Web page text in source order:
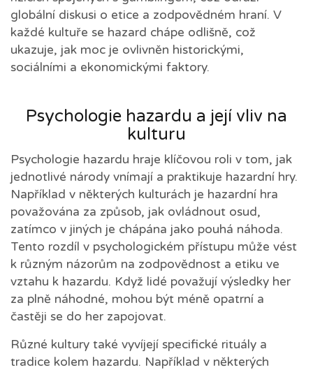
globální diskusi o etice a zodpovědném hraní. V
každé kultuře se hazard chápe odlišně, což
ukazuje, jak moc je ovlivněn historickými,
sociálními a ekonomickými faktory.
Psychologie hazardu a její vliv na
kulturu
Psychologie hazardu hraje klíčovou roli v tom, jak
jednotlivé národy vnímají a praktikuje hazardní hry.
Například v některých kulturách je hazardní hra
považována za způsob, jak ovládnout osud,
zatímco v jiných je chápána jako pouhá náhoda.
Tento rozdíl v psychologickém přístupu může vést
k různým názorům na zodpovědnost a etiku ve
vztahu k hazardu. Když lidé považují výsledky her
za plně náhodné, mohou být méně opatrní a
častěji se do her zapojovat.
Různé kultury také vyvíjejí specifické rituály a
tradice kolem hazardu. Například v některých